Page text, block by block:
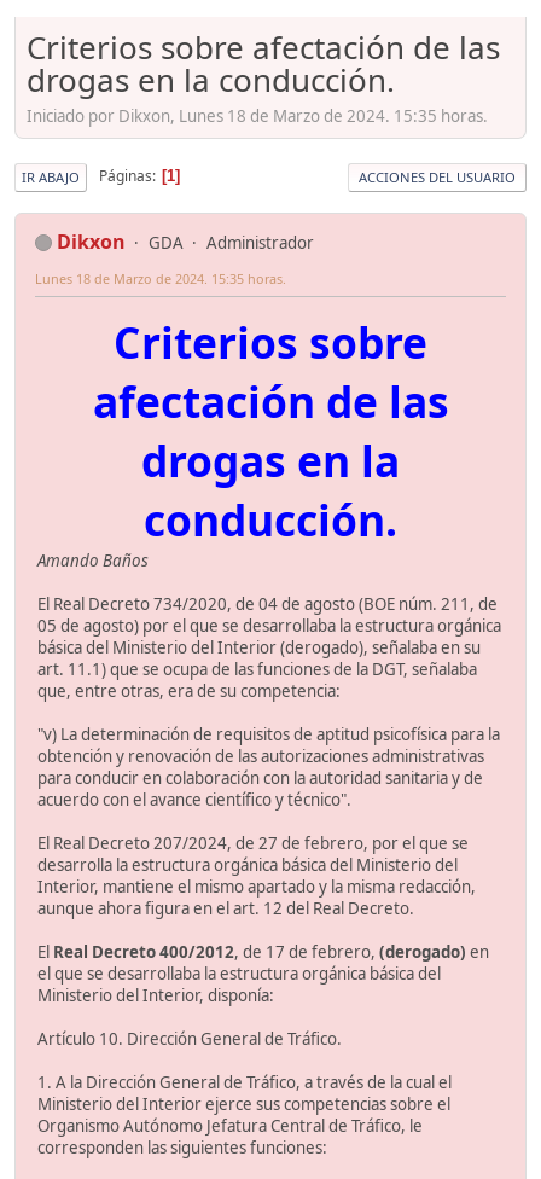
Criterios sobre afectación de las
drogas en la conducción.
Iniciado por Dikxon, Lunes 18 de Marzo de 2024. 15:35 horas.
IR ABAJO Páginas 1 ACCIONES DEL USUARIO
Dikxon GDA Administrador
Lunes 18 de Marzo de 2024. 15:35 horas.
Criterios sobre
afectación de las
drogas en la
conducción.
Amando Baños
El Real Decreto 734/2020, de 04 de agosto (BOE núm. 211, de
05 de agosto) por el que se desarrollaba la estructura orgánica
básica del Ministerio del Interior (derogado), señalaba en su
art. 11.1) que se ocupa de las funciones de la DGT, señalaba
que, entre otras, era de su competencia:
"v) La determinación de requisitos de aptitud psicofísica para la
obtención y renovación de las autorizaciones administrativas
para conducir en colaboración con la autoridad sanitaria y de
acuerdo con el avance científico y técnico".
El Real Decreto 207/2024, de 27 de febrero, por el que se
desarrolla la estructura orgánica básica del Ministerio del
Interior, mantiene el mismo apartado y la misma redacción,
aunque ahora figura en el art. 12 del Real Decreto.
El Real Decreto 400/2012, de 17 de febrero, (derogado) en
el que se desarrollaba la estructura orgánica básica del
Ministerio del Interior, disponía:
Artículo 10. Dirección General de Tráfico.
1. A la Dirección General de Tráfico, a través de la cual el
Ministerio del Interior ejerce sus competencias sobre el
Organismo Autónomo Jefatura Central de Tráfico, le
corresponden las siguientes funciones: